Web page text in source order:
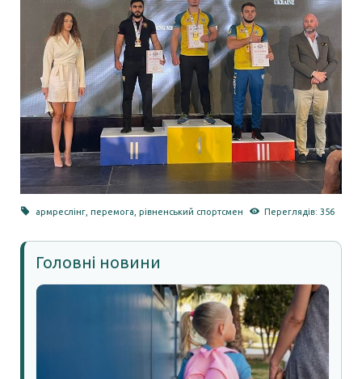
армреслінг ,перемога ,рівненський спортсмен Переглядів: 356
Головні новини